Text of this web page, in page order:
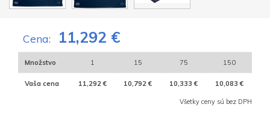
Cena: 11,292 €
Množstvo 1 15 75 150
Vaša cena 11,292 € 10,792 € 10,333 € 10,083 €
Všetky ceny sú bez DPH